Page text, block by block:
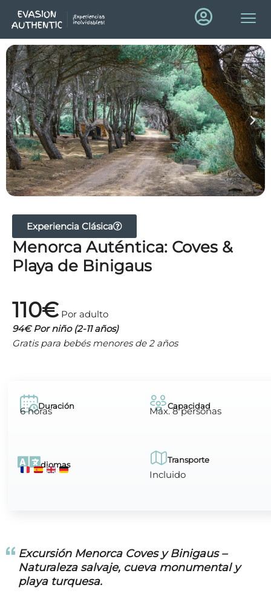
Experiencia Clásica
Menorca Auténtica: Coves &
Playa de Binigaus
110€ Por adulto
94€ Por niño (2-11 años)
Gratis para bebés menores de 2 años
Duración
6 horas Capacidad
Máx. 8 personas
Idiomas Transporte
Incluido
Excursión Menorca Coves y Binigaus –
Naturaleza salvaje, cueva monumental y
playa turquesa.